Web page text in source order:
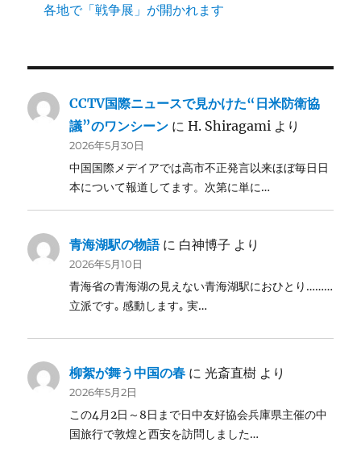
各地で「戦争展」が開かれます
CCTV国際ニュースで見かけた“日米防衛協
議”のワンシーン にH. Shiragami より
2026年5月30日
中国国際メデイアでは高市不正発言以来ほぼ毎日日
本について報道してます。次第に単に…
青海湖駅の物語に 白神博子 より
2026年5月10日
青海省の青海湖の見えない青海湖駅におひとり………
立派です｡ 感動します｡ 実…
柳絮が舞う中国の春 に光斎直樹 より
2026年5月2日
この4月2日～8日まで日中友好協会兵庫県主催の中
国旅行で敦煌と西安を訪問しました…